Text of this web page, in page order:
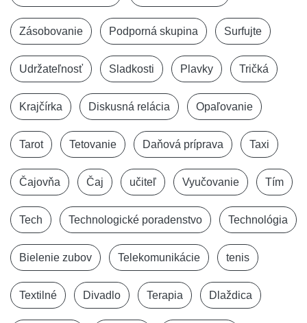
Zásobovanie Podporná skupina Surfujte
Udržateľnosť Sladkosti Plavky Tričká
Krajčírka Diskusná relácia Opaľovanie
Tarot Tetovanie Daňová príprava Taxi
Čajovňa Čaj učiteľ Vyučovanie Tím
Tech Technologické poradenstvo Technológia
Bielenie zubov Telekomunikácie tenis
Textilné Divadlo Terapia Dlaždica